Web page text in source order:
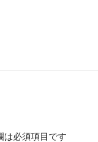
は必須項目です